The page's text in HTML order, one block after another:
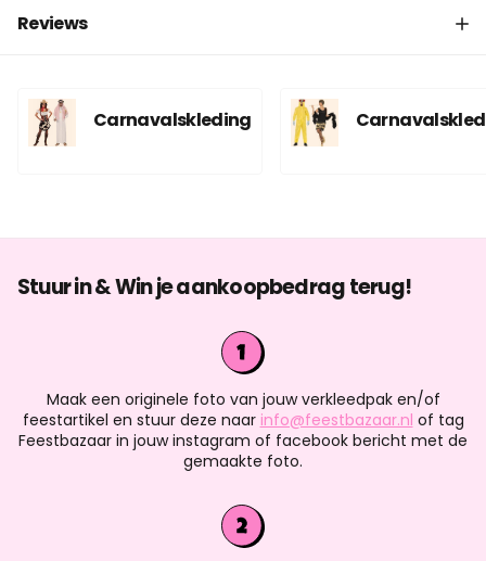
Reviews
Carnavalskleding
Stuur in & Win je aankoopbedrag terug!
Maak een originele foto van jouw verkleedpak en/of
feestartikel en stuur deze naar info@feestbazaar.nl of tag
Feestbazaar in jouw instagram of facebook bericht met de
gemaakte foto.